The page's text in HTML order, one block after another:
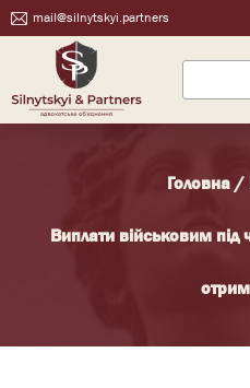
mail@silnytskyi.partners
Головна/
Виплати військовим